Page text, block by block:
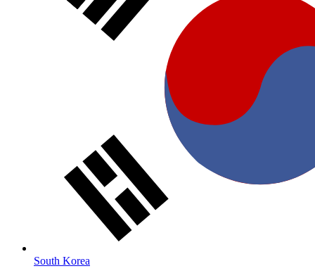
South Korea